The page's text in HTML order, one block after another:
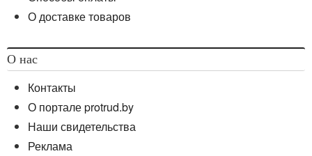
О доставке товаров
О нас
Контакты
О портале protrud.by
Наши свидетельства
Реклама